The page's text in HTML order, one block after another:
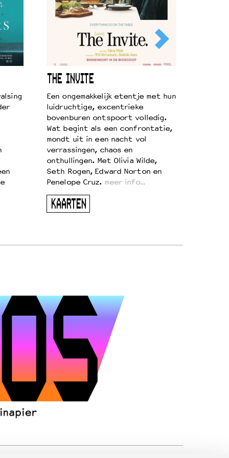
THE INVITE
Een ongemakkelijk etentje met hun
luidruchtige, excentrieke
bovenburen ontspoort volledig.
Wat begint als een confrontatie,
mondt uit in een nacht vol
verrassingen, chaos en
onthullingen. Met Olivia Wilde,
Seth Rogen, Edward Norton en
Penelope Cruz. meer info…
KAARTEN